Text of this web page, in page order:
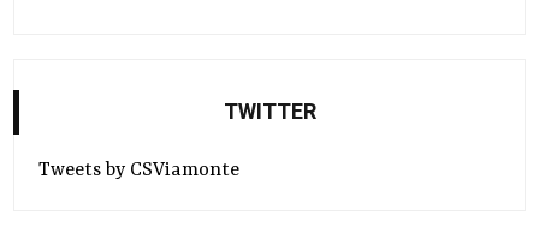
TWITTER
Tweets by CSViamonte